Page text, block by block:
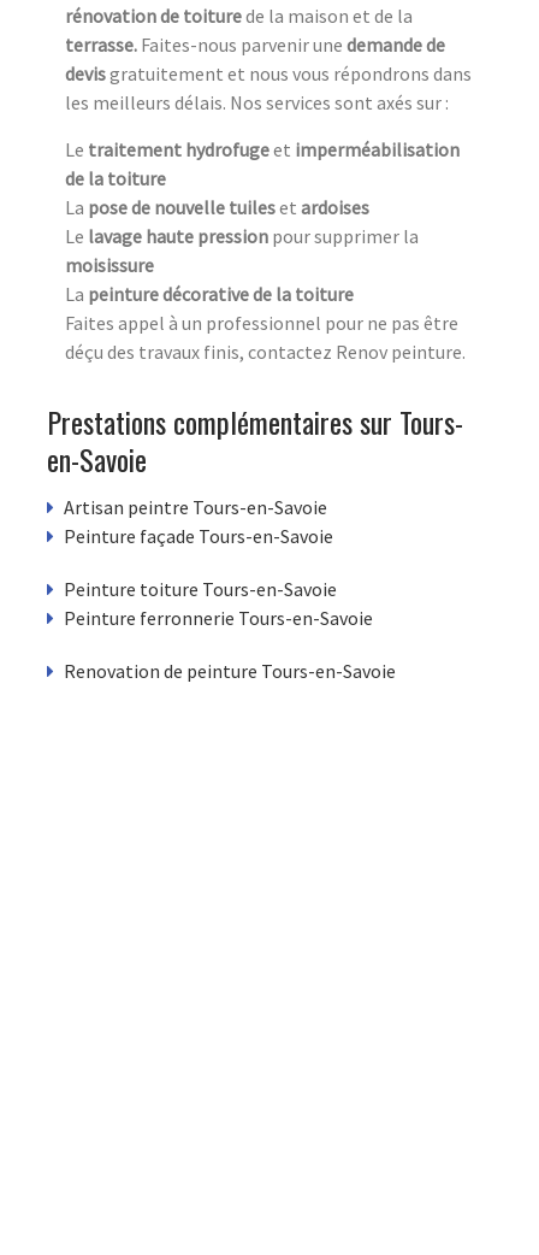
rénovation de toiturede la maison et de la
terrasse. Faites-nous parvenir une demande de
devisgratuitement et nous vous répondrons dans
les meilleurs délais. Nos services sont axés sur :
Le traitement hydrofugeet imperméabilisation
de la toiture
La pose de nouvelle tuileset ardoises
Le lavage haute pression pour supprimer la
moisissure
La peinture décorative de la toiture
Faites appel à un professionnel pour ne pas être
déçu des travaux finis, contactez Renov peinture.
Prestations complémentaires sur Tours-
en-Savoie
Artisan peintre Tours-en-Savoie
Peinture façade Tours-en-Savoie
Peinture toiture Tours-en-Savoie
Peinture ferronnerie Tours-en-Savoie
Renovation de peinture Tours-en-Savoie